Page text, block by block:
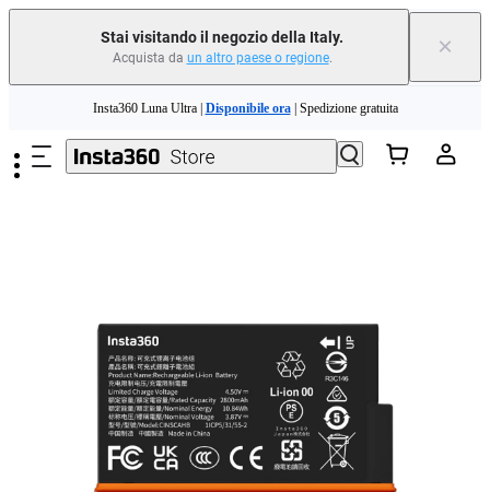
Stai visitando il negozio della Italy.
Acquista da un altro paese o regione. ×
Insta360 Luna Ultra | Disponibile ora| Spedizione gratuita
Permuta il tuo vecchio dispositivo e ottieni denaro per il tuo nuovo acquisto.｜
Scopri di più